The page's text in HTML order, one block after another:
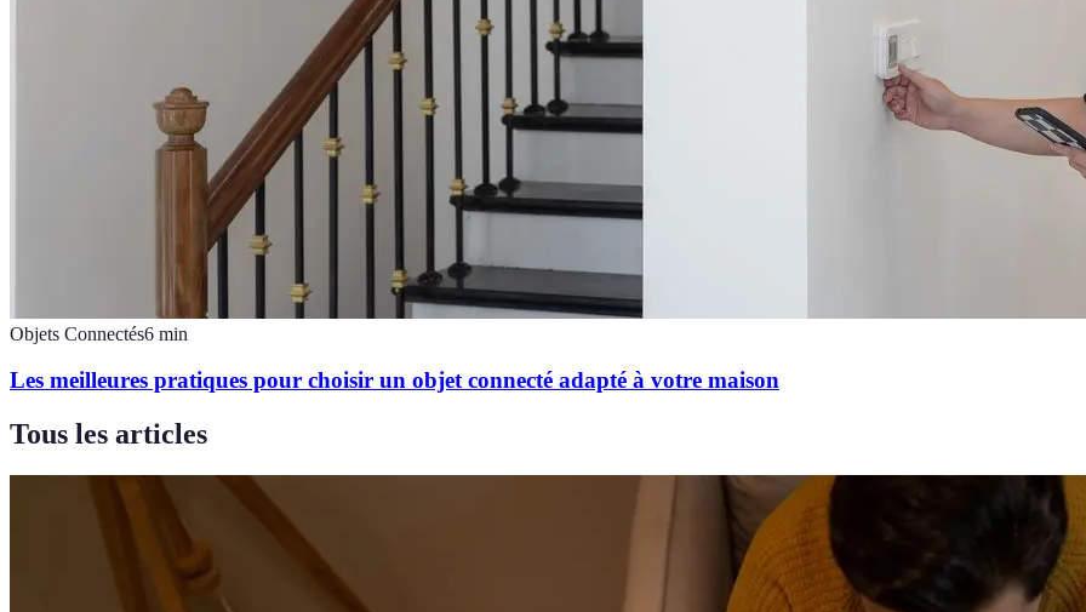
Objets Connectés6 min
Les meilleures pratiques pour choisir un objet connecté adapté à votre maison
Tous les articles